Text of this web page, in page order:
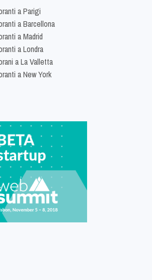
a Parigi
a Barcellona
a Madrid
a Londra
a La Valletta
a New York